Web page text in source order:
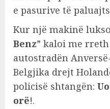
e pasurive të
Kur një makinë
Benz” kaloi me
autostradën
Belgjika drejt
policisë shtangën:
orë!.